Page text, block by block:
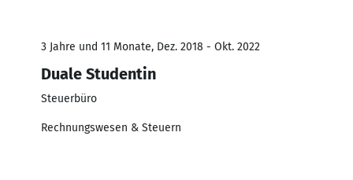
3 Jahre und 11 Monate, Dez. 2018 - Okt. 2022
Duale Studentin
Steuerbüro
Rechnungswesen & Steuern